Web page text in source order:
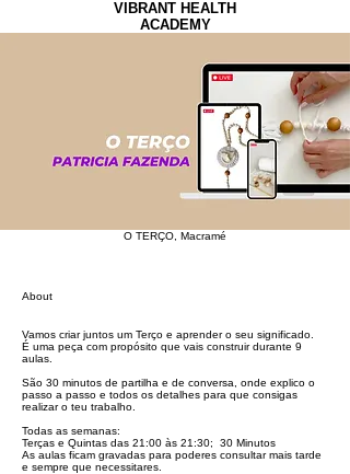
VIBRANT HEALTH
ACADEMY
O TERÇO, Macramé
About
Vamos criar juntos um Terço e aprender o seu significado.
É uma peça com propósito que vais construir durante 9
aulas.
São 30 minutos de partilha e de conversa, onde explico o
passo a passo e todos os detalhes para que consigas
realizar o teu trabalho.
Todas as semanas:
Terças e Quintas das 21:00 às 21:30; 30 Minutos
As aulas ficam gravadas para poderes consultar mais tarde
e sempre que necessitares.